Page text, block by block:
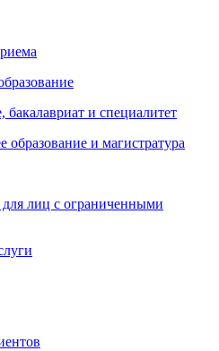
бакалавриат и специалитет
и магистратура
лиц с ограниченными